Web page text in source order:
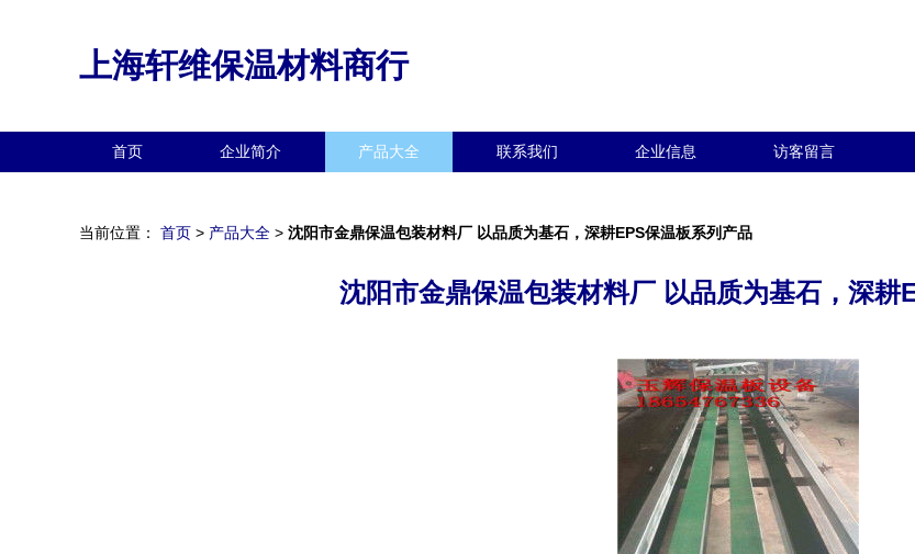
上海轩维保温材料商行
首页 企业简介 产品大全 联系我们 企业信息 访客留言
当前位置： 首页 > 产品大全 > 沈阳市金鼎保温包装材料厂 以品质为基石，深耕EPS保温板系列产品
沈阳市金鼎保温包装材料厂 以品质为基石，深耕